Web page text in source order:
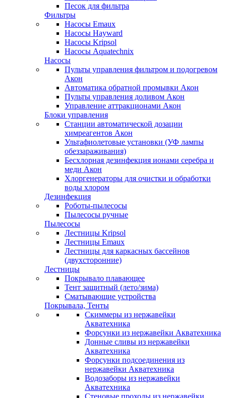
Песок для фильтра
Фильтры
Насосы Emaux
Насосы Hayward
Насосы Kripsol
Насосы Aquatechnix
Насосы
Пульты управления фильтром и подогревом
Акон
Автоматика обратной промывки Акон
Пульты управления доливом Акон
Управление аттракционами Акон
Блоки управления
Станции автоматической дозации
химреагентов Акон
Ультафиолетовые установки (УФ лампы
обеззараживания)
Бесхлорная дезинфекция ионами серебра и
меди Акон
Хлоргенераторы для очистки и обработки
воды хлором
Дезинфекция
Роботы-пылесосы
Пылесосы ручные
Пылесосы
Лестницы Kripsol
Лестницы Emaux
Лестницы для каркасных бассейнов
(двухсторонние)
Лестницы
Покрывало плавающее
Тент защитный (лето/зима)
Сматывающие устройства
Покрывала, Тенты
Скиммеры из нержавейки
Акватехника
Форсунки из нержавейки Акватехника
Донные сливы из нержавейки
Акватехника
Форсунки подсоединения из
нержавейки Акватехника
Водозаборы из нержавейки
Акватехника
Стеновые проходы из нержавейки